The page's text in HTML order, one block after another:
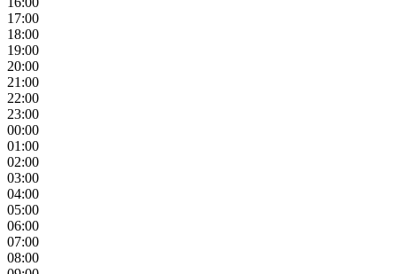
17:00
18:00
19:00
20:00
21:00
22:00
23:00
00:00
01:00
02:00
03:00
04:00
05:00
06:00
07:00
08:00